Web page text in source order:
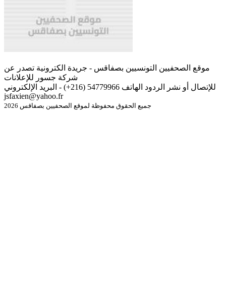
موقع الصحفيين التونسيين بصفاقس - جريدة الكترونية تصدر عن
شركة جسور للإعلانات
للإتصال أو نشر الردود الهاتف 54779966 (216+) - البريد الإلكتروني
jsfaxien@yahoo.fr
جميع الحقوق محفوظة لموقع الصحفيين بصفاقس 2026